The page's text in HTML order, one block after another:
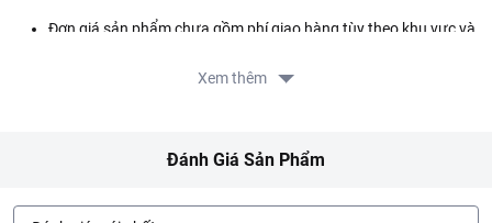
Đơn giá sản phẩm chưa gồm phí giao hàng tùy theo khu vực và
https://www.lottemart.vn/vi-nsg/faq/39
Xem thêm
Đánh Giá Sản Phẩm